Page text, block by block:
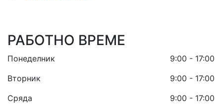
РАБОТНО ВРЕМЕ
Понеделник
9:00 - 17:00
Вторник
9:00 - 17:00
Сряда
9:00 - 17:00